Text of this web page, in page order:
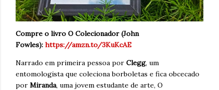
Compre o livro O Colecionador (John
Fowles): https://amzn.to/3KuKcAE
Narrado em primeira pessoa por Clegg, um
entomologista que coleciona borboletas e fica obcecado
por Miranda, uma jovem estudante de arte, O